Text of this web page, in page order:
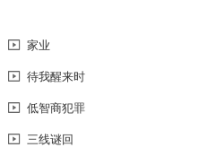
家业
待我醒来时
低智商犯罪
三线谜回